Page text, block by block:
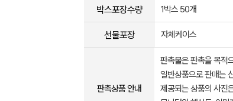
박스포장수량 1박스 50개
선물포장 자체케이스
판촉상품 안내
판촉물은 판촉을 목적
일반상품으로 판매는
제공되는 상품의 사진